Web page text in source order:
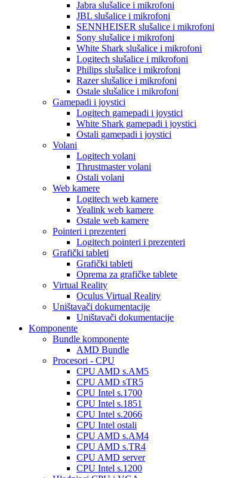
Jabra slušalice i mikrofoni
JBL slušalice i mikrofoni
SENNHEISER slušalice i mikrofoni
Sony slušalice i mikrofoni
White Shark slušalice i mikrofoni
Logitech slušalice i mikrofoni
Philips slušalice i mikrofoni
Razer slušalice i mikrofoni
Ostale slušalice i mikrofoni
Gamepadi i joystici
Logitech gamepadi i joystici
White Shark gamepadi i joystici
Ostali gamepadi i joystici
Volani
Logitech volani
Thrustmaster volani
Ostali volani
Web kamere
Logitech web kamere
Yealink web kamere
Ostale web kamere
Pointeri i prezenteri
Logitech pointeri i prezenteri
Grafički tableti
Grafički tableti
Oprema za grafičke tablete
Virtual Reality
Oculus Virtual Reality
Uništavači dokumentacije
Uništavači dokumentacije
Komponente
Bundle komponente
AMD Bundle
Procesori - CPU
CPU AMD s.AM5
CPU AMD sTR5
CPU Intel s.1700
CPU Intel s.1851
CPU Intel s.2066
CPU Intel ostali
CPU AMD s.AM4
CPU AMD s.TR4
CPU AMD server
CPU Intel s.1200